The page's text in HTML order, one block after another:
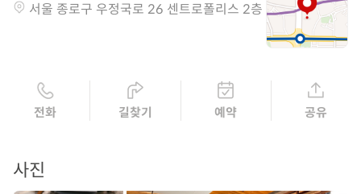
서울 종로구 우정국로 26 센트로폴리스 2층
전화 길찾기 예약 공유
사진